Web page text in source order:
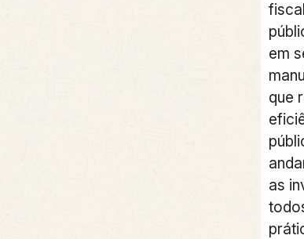
em
que
as